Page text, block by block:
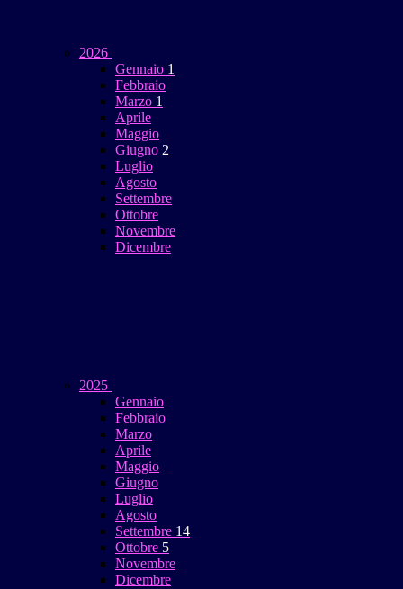
2026
Gennaio 1
Febbraio
Marzo 1
Aprile
Maggio
Giugno 2
Luglio
Agosto
Settembre
Ottobre
Novembre
Dicembre
2025
Gennaio
Febbraio
Marzo
Aprile
Maggio
Giugno
Luglio
Agosto
Settembre 14
Ottobre 5
Novembre
Dicembre